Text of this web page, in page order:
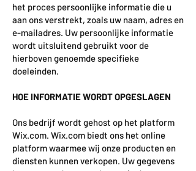
het proces persoonlijke informatie die u
aan ons verstrekt, zoals uw naam, adres en
e-mailadres. Uw persoonlijke informatie
wordt uitsluitend gebruikt voor de
hierboven genoemde specifieke
doeleinden.
HOE INFORMATIE WORDT OPGESLAGEN
Ons bedrijf wordt gehost op het platform
Wix.com. Wix.com biedt ons het online
platform waarmee wij onze producten en
diensten kunnen verkopen. Uw gegevens